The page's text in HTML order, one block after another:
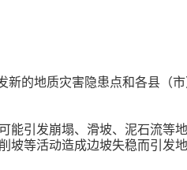
的地质灾害隐患点和各县（
引发崩塌、滑坡、泥石流等
坡等活动造成边坡失稳而引发